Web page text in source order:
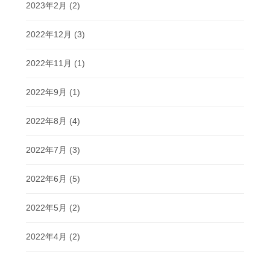
2023年2月 (2)
2022年12月 (3)
2022年11月 (1)
2022年9月 (1)
2022年8月 (4)
2022年7月 (3)
2022年6月 (5)
2022年5月 (2)
2022年4月 (2)